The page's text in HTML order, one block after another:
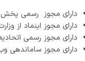
دارای مجوز رسمی پخش
دارای مجوز اینماد از
دارای مجوز رسمی
دارای مجوز ساماندهی